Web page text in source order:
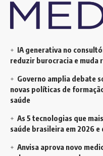
IA generativa no
reduzir burocracia e muda
Governo amplia debate
novas políticas de
saúde
As 5 tecnologias que
saúde brasileira em 2026
Anvisa aprova novo